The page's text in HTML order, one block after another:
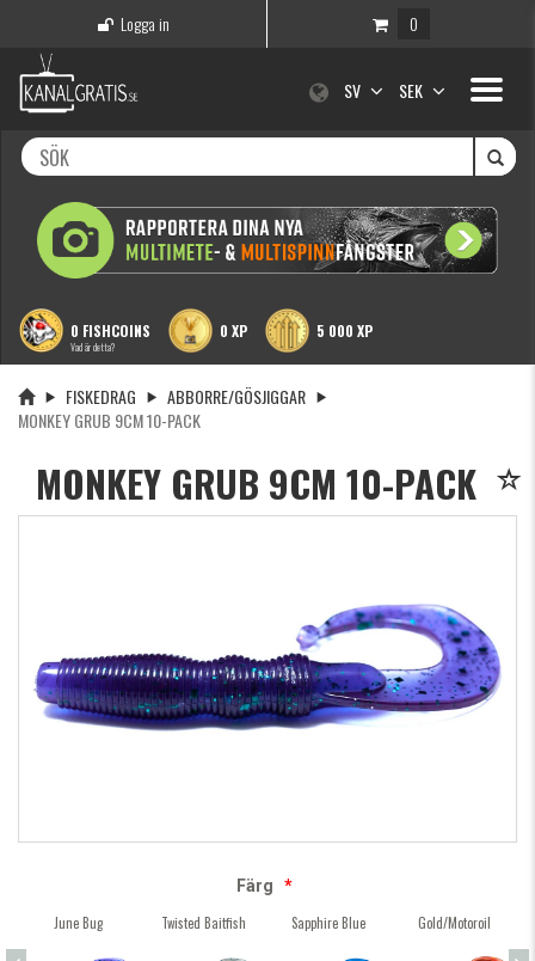
Logga in 0
Toggle
SV SEK
0 FISHCOINS
Vad är detta?
0 XP 5 000 XP
FISKEDRAG
ABBORRE/GÖSJIGGAR
MONKEY GRUB 9CM 10-PACK
MONKEY GRUB 9CM 10-PACK
Färg
*
June Bug
Twisted Baitfish Sapphire Blue Gold/Motoroil